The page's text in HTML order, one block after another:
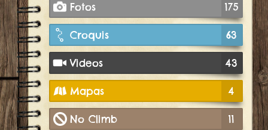
Fotos 175
Croquis 63
Videos 43
Mapas 4
No Climb 11